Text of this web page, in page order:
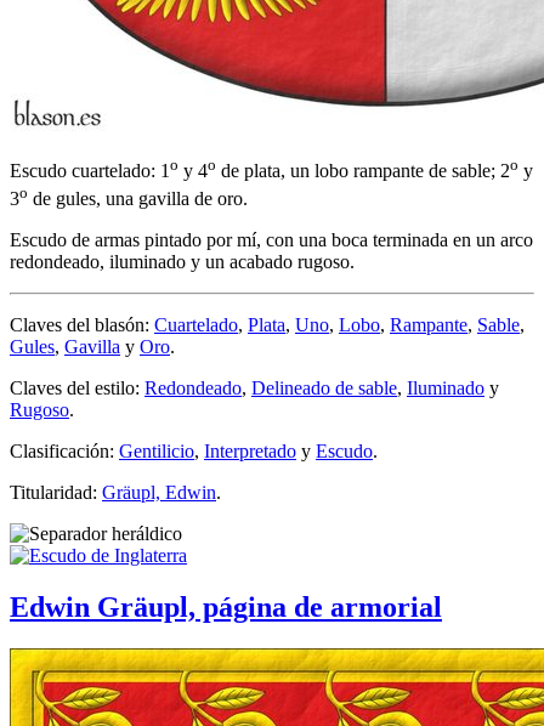
Escudo cuartelado: 1o y 4o de plata, un lobo rampante de sable; 2o y
3o de gules, una gavilla de oro.
Escudo de armas pintado por mí, con una boca terminada en un arco
redondeado, iluminado y un acabado rugoso.
Claves del blasón: Cuartelado, Plata, Uno, Lobo, Rampante, Sable,
Gules, Gavilla y Oro.
Claves del estilo: Redondeado, Delineado de sable, Iluminado y
Rugoso.
Clasificación: Gentilicio, Interpretado y Escudo.
Titularidad: Gräupl, Edwin.
Edwin Gräupl, página de armorial